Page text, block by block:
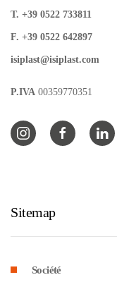
T. +39 0522 733811
F. +39 0522 642897
isiplast@isiplast.com
P.IVA 00359770351
Sitemap
Société